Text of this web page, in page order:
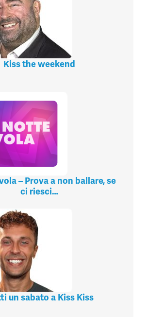
Kiss the weekend
– Prova a non ballare, se
ci riesci…
un sabato a Kiss Kiss